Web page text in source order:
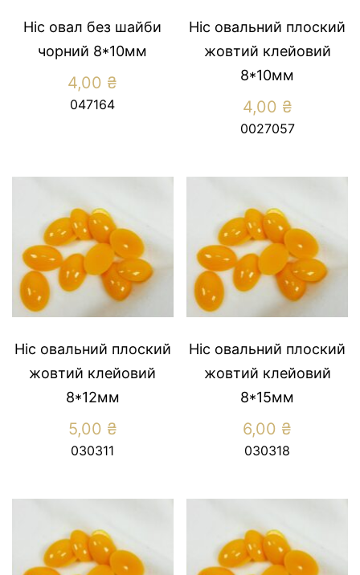
Ніс овал без шайби
чорний 8*10мм
4,00 ₴
047164
Ніс овальний плоский
жовтий клейовий
8*10мм
4,00 ₴
0027057
Ніс овальний плоский
жовтий клейовий
8*12мм
5,00 ₴
030311
Ніс овальний плоский
жовтий клейовий
8*15мм
6,00 ₴
030318